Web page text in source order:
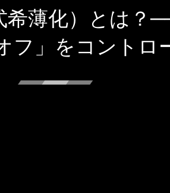
希薄化）とは？
フ」をコントロ